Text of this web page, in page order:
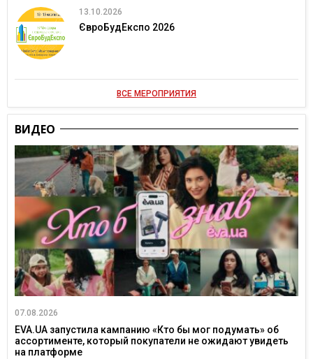
13.10.2026
ЄвроБудЕкспо 2026
ВСЕ МЕРОПРИЯТИЯ
ВИДЕО
07.08.2026
EVA.UA запустила кампанию «Кто бы мог подумать» об
ассортименте, который покупатели не ожидают увидеть
на платформе